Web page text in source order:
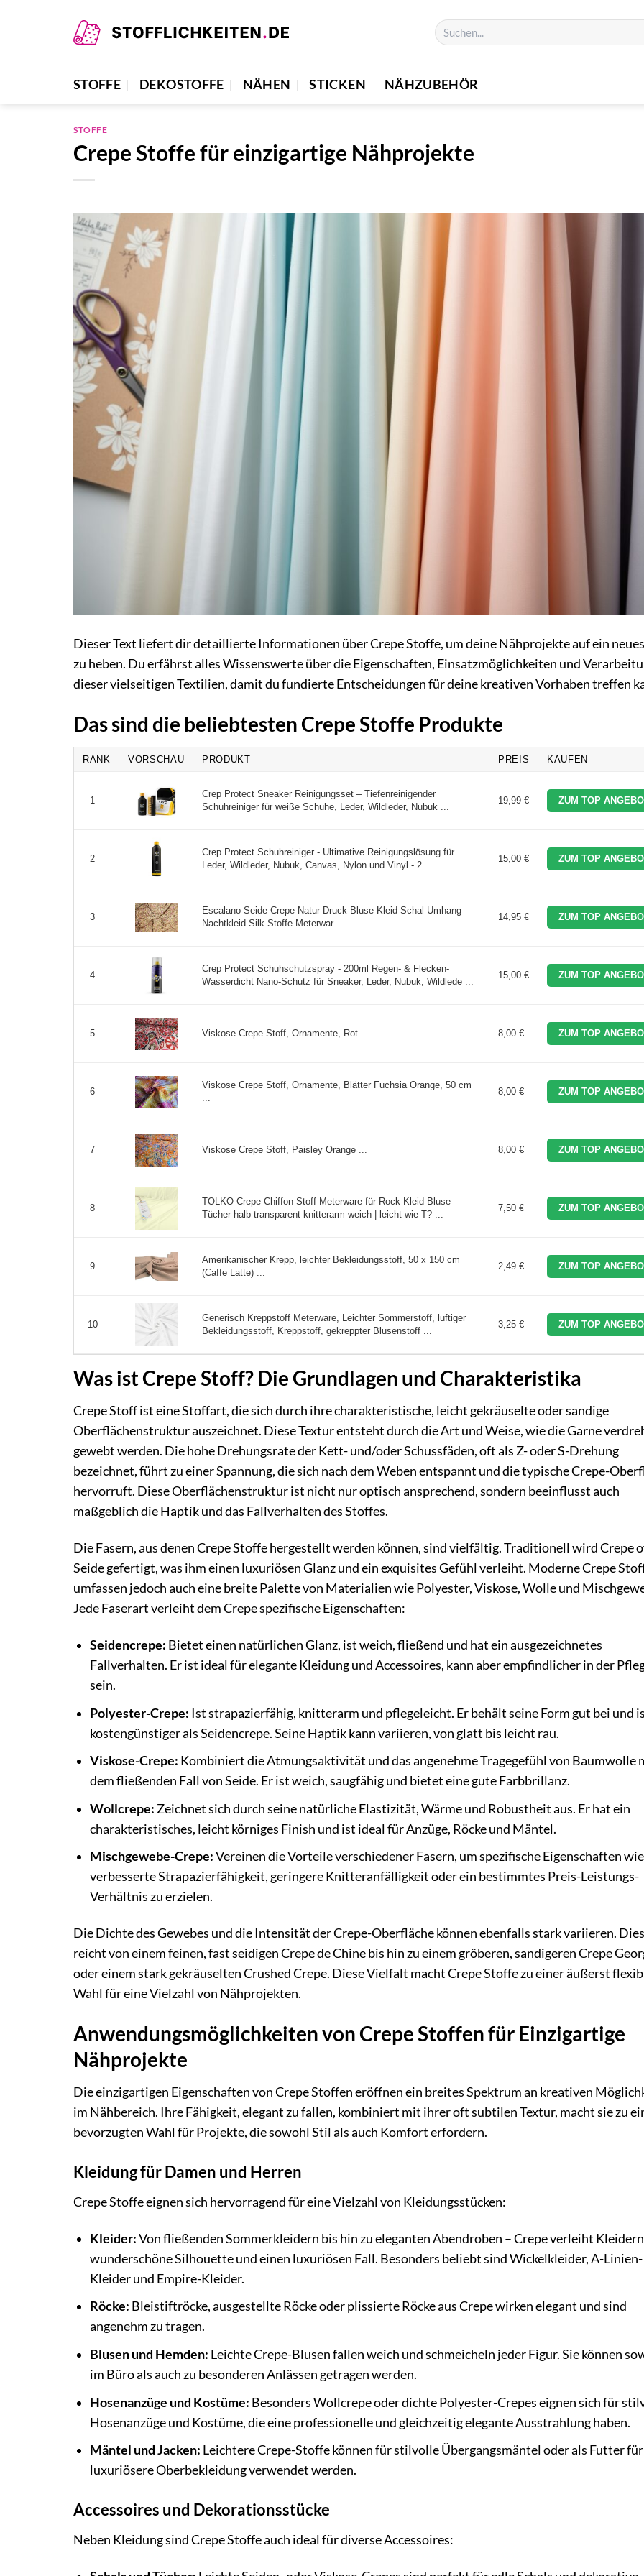
STOFFE DEKOSTOFFE NÄHEN STICKEN NÄHZUBEHÖR
STOFFE
Crepe Stoffe für einzigartige Nähprojekte
Dieser Text liefert dir detaillierte Informationen über Crepe Stoffe, um deine Nähprojekte auf ein
zu heben. Du erfährst alles Wissenswerte über die Eigenschaften, Einsatzmöglichkeiten und
dieser vielseitigen Textilien, damit du fundierte Entscheidungen für deine kreativen Vorhaben treffen
Das sind die beliebtesten Crepe Stoffe Produkte
RANK VORSCHAU PRODUKT PREIS KAUFEN
1
Crep Protect Sneaker Reinigungsset – Tiefenreinigender
Schuhreiniger für weiße Schuhe, Leder, Wildleder, Nubuk ...
19,99 € ZUM TOP
2
Crep Protect Schuhreiniger - Ultimative Reinigungslösung für
Leder, Wildleder, Nubuk, Canvas, Nylon und Vinyl - 2 ...
15,00 € ZUM TOP
3
Escalano Seide Crepe Natur Druck Bluse Kleid Schal Umhang
Nachtkleid Silk Stoffe Meterwar ...
14,95 € ZUM TOP
4
Crep Protect Schuhschutzspray - 200ml Regen- & Flecken-
Wasserdicht Nano-Schutz für Sneaker, Leder, Nubuk, Wildlede ...
15,00 € ZUM TOP
5 Viskose Crepe Stoff, Ornamente, Rot ... 8,00 € ZUM TOP
6
Viskose Crepe Stoff, Ornamente, Blätter Fuchsia Orange, 50 cm
...
8,00 € ZUM TOP
7 Viskose Crepe Stoff, Paisley Orange ... 8,00 € ZUM TOP
8
TOLKO Crepe Chiffon Stoff Meterware für Rock Kleid Bluse
Tücher halb transparent knitterarm weich | leicht wie T? ...
7,50 € ZUM TOP
9
Amerikanischer Krepp, leichter Bekleidungsstoff, 50 x 150 cm
(Caffe Latte) ...
2,49 € ZUM TOP
10
Generisch Kreppstoff Meterware, Leichter Sommerstoff, luftiger
Bekleidungsstoff, Kreppstoff, gekreppter Blusenstoff ...
3,25 € ZUM TOP
Was ist Crepe Stoff? Die Grundlagen und Charakteristika
Crepe Stoff ist eine Stoffart, die sich durch ihre charakteristische, leicht gekräuselte oder sandige
Oberflächenstruktur auszeichnet. Diese Textur entsteht durch die Art und Weise, wie die Garne
gewebt werden. Die hohe Drehungsrate der Kett- und/oder Schussfäden, oft als Z- oder S-Drehung
bezeichnet, führt zu einer Spannung, die sich nach dem Weben entspannt und die typische Crepe-
hervorruft. Diese Oberflächenstruktur ist nicht nur optisch ansprechend, sondern beeinflusst auch
maßgeblich die Haptik und das Fallverhalten des Stoffes.
Die Fasern, aus denen Crepe Stoffe hergestellt werden können, sind vielfältig. Traditionell wird Crepe
Seide gefertigt, was ihm einen luxuriösen Glanz und ein exquisites Gefühl verleiht. Moderne Crepe
umfassen jedoch auch eine breite Palette von Materialien wie Polyester, Viskose, Wolle und
Jede Faserart verleiht dem Crepe spezifische Eigenschaften:
Seidencrepe: Bietet einen natürlichen Glanz, ist weich, fließend und hat ein ausgezeichnetes
Fallverhalten. Er ist ideal für elegante Kleidung und Accessoires, kann aber empfindlicher in der
sein.
Polyester-Crepe: Ist strapazierfähig, knitterarm und pflegeleicht. Er behält seine Form gut bei und
kostengünstiger als Seidencrepe. Seine Haptik kann variieren, von glatt bis leicht rau.
Viskose-Crepe: Kombiniert die Atmungsaktivität und das angenehme Tragegefühl von Baumwolle
dem fließenden Fall von Seide. Er ist weich, saugfähig und bietet eine gute Farbbrillanz.
Wollcrepe: Zeichnet sich durch seine natürliche Elastizität, Wärme und Robustheit aus. Er hat ein
charakteristisches, leicht körniges Finish und ist ideal für Anzüge, Röcke und Mäntel.
Mischgewebe-Crepe:Vereinen die Vorteile verschiedener Fasern, um spezifische Eigenschaften wie
verbesserte Strapazierfähigkeit, geringere Knitteranfälligkeit oder ein bestimmtes Preis-Leistungs-
Verhältnis zu erzielen.
Die Dichte des Gewebes und die Intensität der Crepe-Oberfläche können ebenfalls stark variieren. Dies
reicht von einem feinen, fast seidigen Crepe de Chine bis hin zu einem gröberen, sandigeren Crepe
oder einem stark gekräuselten Crushed Crepe. Diese Vielfalt macht Crepe Stoffe zu einer äußerst
Wahl für eine Vielzahl von Nähprojekten.
Anwendungsmöglichkeiten von Crepe Stoffen für Einzigartige
Nähprojekte
Die einzigartigen Eigenschaften von Crepe Stoffen eröffnen ein breites Spektrum an kreativen
im Nähbereich. Ihre Fähigkeit, elegant zu fallen, kombiniert mit ihrer oft subtilen Textur, macht sie zu
bevorzugten Wahl für Projekte, die sowohl Stil als auch Komfort erfordern.
Kleidung für Damen und Herren
Crepe Stoffe eignen sich hervorragend für eine Vielzahl von Kleidungsstücken:
Kleider:Von fließenden Sommerkleidern bis hin zu eleganten Abendroben – Crepe verleiht
wunderschöne Silhouette und einen luxuriösen Fall. Besonders beliebt sind Wickelkleider, A-Linien-
Kleider und Empire-Kleider.
Röcke: Bleistiftröcke, ausgestellte Röcke oder plissierte Röcke aus Crepe wirken elegant und sind
angenehm zu tragen.
Blusen und Hemden: Leichte Crepe-Blusen fallen weich und schmeicheln jeder Figur. Sie können
im Büro als auch zu besonderen Anlässen getragen werden.
Hosenanzüge und Kostüme: Besonders Wollcrepe oder dichte Polyester-Crepes eignen sich für
Hosenanzüge und Kostüme, die eine professionelle und gleichzeitig elegante Ausstrahlung haben.
Mäntel und Jacken: Leichtere Crepe-Stoffe können für stilvolle Übergangsmäntel oder als Futter für
luxuriösere Oberbekleidung verwendet werden.
Accessoires und Dekorationsstücke
Neben Kleidung sind Crepe Stoffe auch ideal für diverse Accessoires: